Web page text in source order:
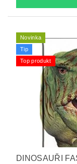
Novinka
Tip
Top produkt
DINOSAUŘI